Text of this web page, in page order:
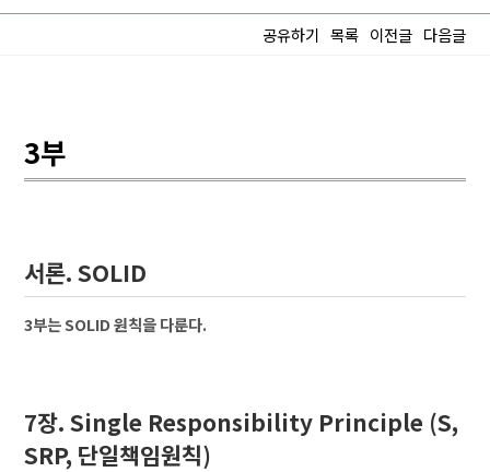
공유하기 목록 이전글 다음글
3부
서론. SOLID
3부는 SOLID 원칙을 다룬다.
7장. Single Responsibility Principle (S,
SRP, 단일책임원칙)